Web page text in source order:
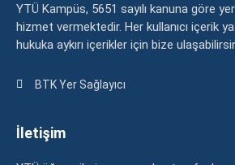
YTÜ Kampüs, 5651 sayılı kanuna göre
hizmet vermektedir. Her kullanıcı içerik
hukuka aykırı içerikler için bize
BTK Yer Sağlayıcı
İletişim